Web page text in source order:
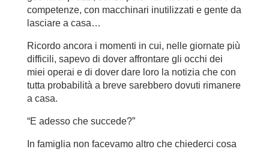
competenze, con macchinari inutilizzati e gente da
lasciare a casa…
Ricordo ancora i momenti in cui, nelle giornate più
difficili, sapevo di dover affrontare gli occhi dei
miei operai e di dover dare loro la notizia che con
tutta probabilità a breve sarebbero dovuti rimanere
a casa.
“E adesso che succede?”
In famiglia non facevamo altro che chiederci cosa